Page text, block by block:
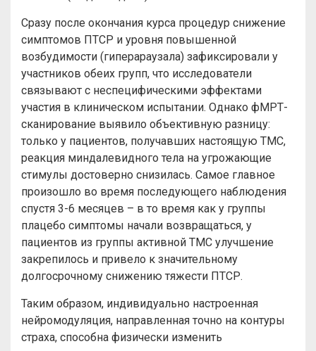
Сразу после окончания курса процедур снижение
симптомов ПТСР и уровня повышенной
возбудимости (гиперараузала) зафиксировали у
участников обеих групп, что исследователи
связывают с неспецифическими эффектами
участия в клиническом испытании. Однако фМРТ-
сканирование выявило объективную разницу:
только у пациентов, получавших настоящую ТМС,
реакция миндалевидного тела на угрожающие
стимулы достоверно снизилась. Самое главное
произошло во время последующего наблюдения
спустя 3-6 месяцев – в то время как у группы
плацебо симптомы начали возвращаться, у
пациентов из группы активной ТМС улучшение
закрепилось и привело к значительному
долгосрочному снижению тяжести ПТСР.
Таким образом, индивидуально настроенная
нейромодуляция, направленная точно на контуры
страха, способна физически изменить